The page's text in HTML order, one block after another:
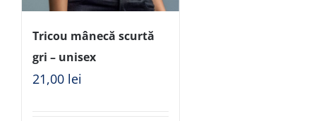
Tricou mânecă scurtă
gri – unisex
21,00 lei